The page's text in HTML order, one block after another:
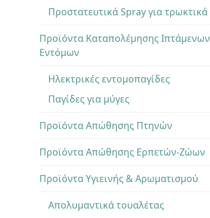
Προστατευτικά Spray για τρωκτικά
Προϊόντα Καταπολέμησης Ιπτάμενων
Εντόμων
Ηλεκτρικές εντομοπαγίδες
Παγίδες για μύγες
Προϊόντα Απώθησης Πτηνών
Προϊόντα Απώθησης Ερπετών-Ζώων
Προϊόντα Υγιεινής & Αρωματισμού
Απολυμαντικά τουαλέτας